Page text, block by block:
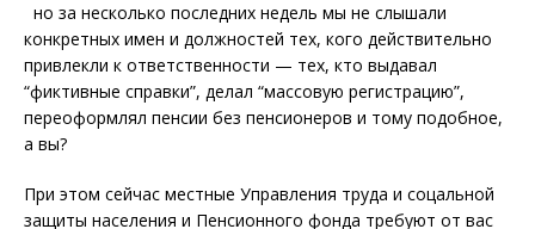
но за несколько последних недель мы не слышали
конкретных имен и должностей тех, кого действительно
привлекли к ответственности — тех, кто выдавал
“фиктивные справки”, делал “массовую регистрацию”,
переоформлял пенсии без пенсионеров и тому подобное,
а вы?
При этом сейчас местные Управления труда и соцальной
защиты населения и Пенсионного фонда требуют от вас